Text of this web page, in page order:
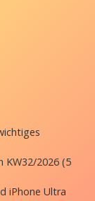
KW32/2026 (5
iPhone Ultra